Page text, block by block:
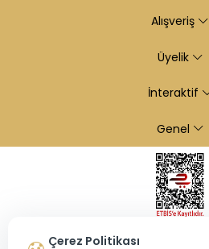
Alışveriş
Üyelik
İnteraktif
Genel
Çerez Politikası